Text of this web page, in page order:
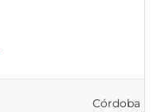
Córdoba